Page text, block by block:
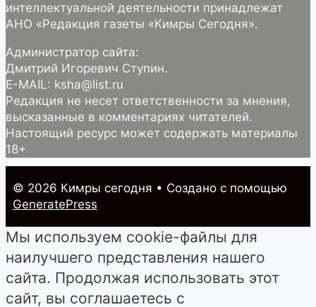
интеллектуальной деятельности принадлежат
АНО «Редакция газеты «Кимры Сегодня».
Администратор сайта:
Дмитрий Игоревич Ступин.
E-MAIL: ksha@list.ru
Редакция не несет ответственности за мнения,
высказанные в комментариях читателей.
Настоящий ресурс может содержать материалы
18+
© 2026 Кимры cегодня • Создано с помощью
GeneratePress
Мы используем cookie-файлы для
наилучшего представления нашего
сайта. Продолжая использовать этот
сайт, вы соглашаетесь с